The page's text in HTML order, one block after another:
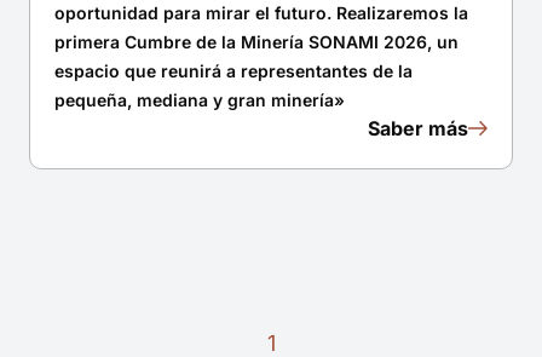
oportunidad para mirar el futuro. Realizaremos la
primera Cumbre de la Minería SONAMI 2026, un
espacio que reunirá a representantes de la
pequeña, mediana y gran minería»
Saber más
1